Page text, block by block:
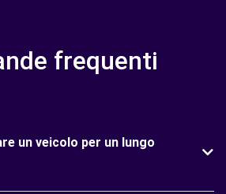
frequenti
un veicolo per un lungo